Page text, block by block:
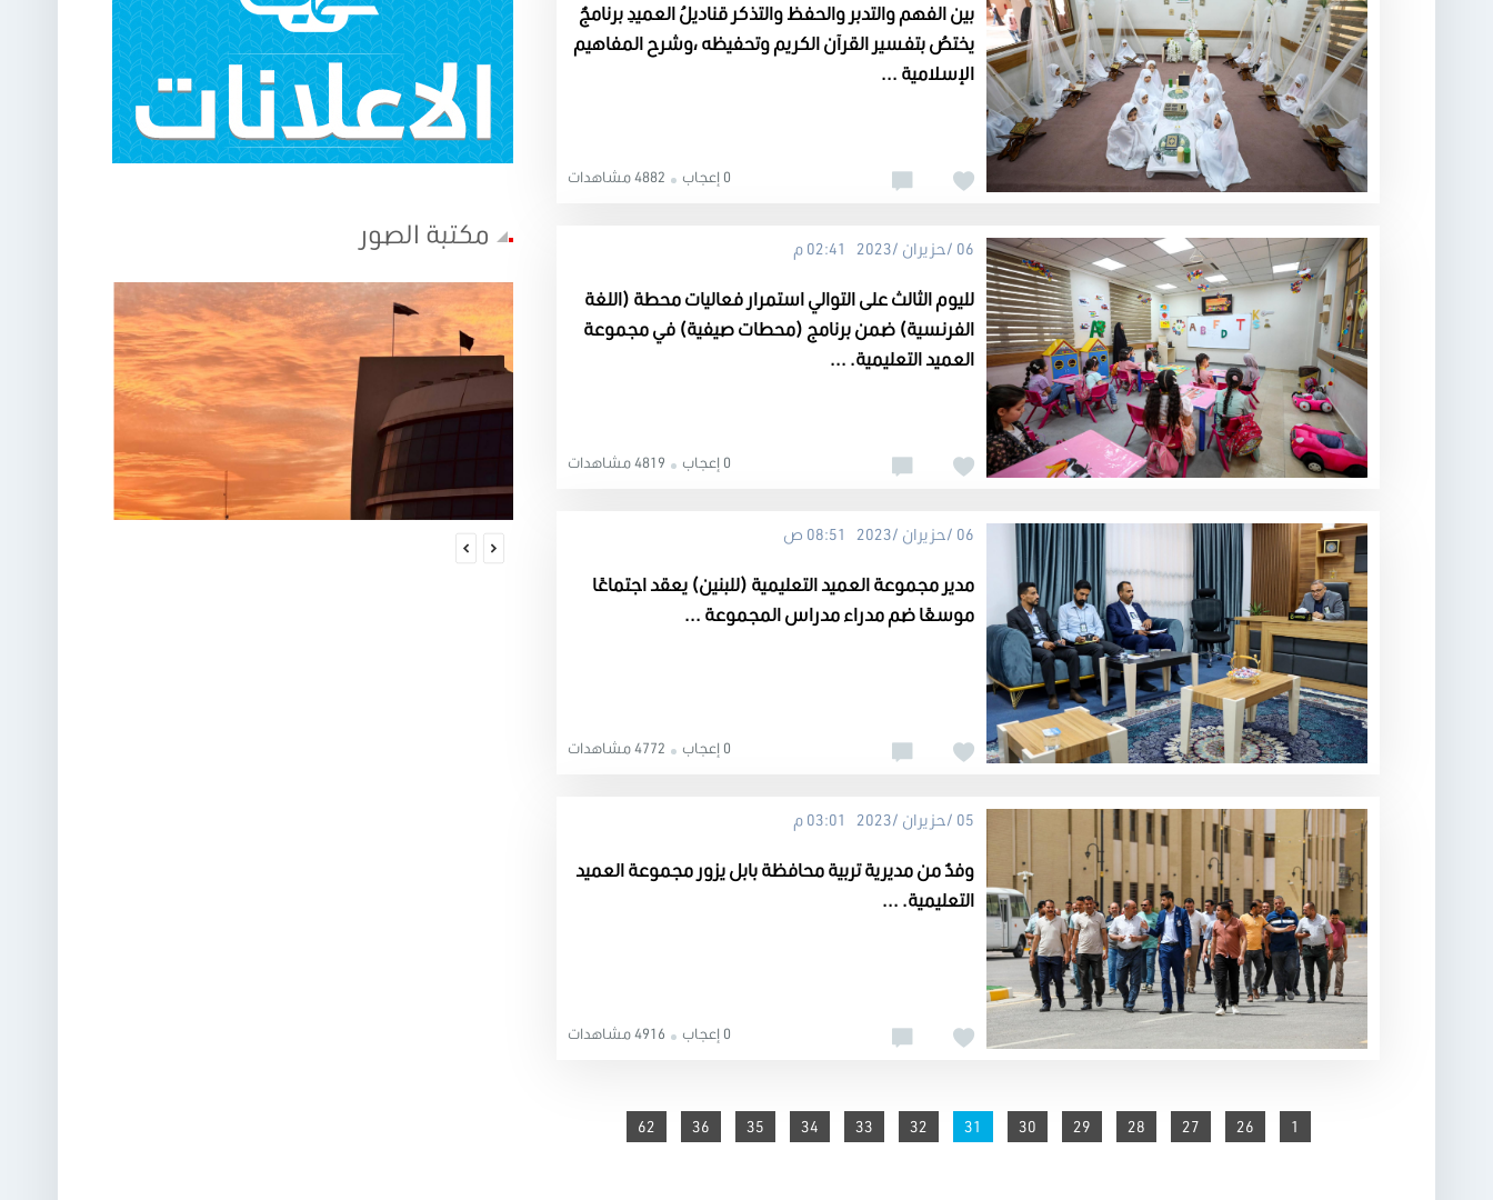
بين الفهم والتدبر والحفظ والتذكر قناديلُ العميدِ برنامجٌ
يختصُ بتفسير القرآن الكريم وتحفيظه ،وشرح المفاهيم
الإسلامية ...
4882 مشاهدات 0 إعجاب
06 /حزيران /2023 02:41 م
لليوم الثالث على التوالي استمرار فعاليات محطة (اللغة
الفرنسية) ضمن برنامج (محطات صيفية) في مجموعة
العميد التعليمية. ...
4819 مشاهدات 0 إعجاب
06 /حزيران /2023 08:51 ص
مدير مجموعة العميد التعليمية (للبنين) يعقد اجتماعًا
موسعًا ضم مدراء مدراس المجموعة ...
4772 مشاهدات 0 إعجاب
05 /حزيران /2023 03:01 م
وفدٌ من مديرية تربية محافظة بابل يزور مجموعة العميد
التعليمية. ...
4916 مشاهدات 0 إعجاب
1
26
27
28
29
30
You're on page
31
32
33
34
35
36
62
مكتبة الصور